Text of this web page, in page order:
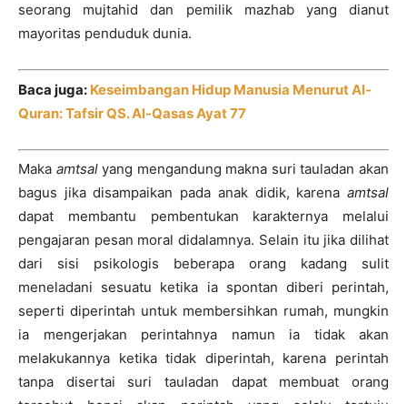
seorang mujtahid dan pemilik mazhab yang dianut
mayoritas penduduk dunia.
Baca juga: Keseimbangan Hidup Manusia Menurut Al-
Quran: Tafsir QS. Al-Qasas Ayat 77
Maka amtsalyang mengandung makna suri tauladan akan
bagus jika disampaikan pada anak didik, karena amtsal
dapat membantu pembentukan karakternya melalui
pengajaran pesan moral didalamnya. Selain itu jika dilihat
dari sisi psikologis beberapa orang kadang sulit
meneladani sesuatu ketika ia spontan diberi perintah,
seperti diperintah untuk membersihkan rumah, mungkin
ia mengerjakan perintahnya namun ia tidak akan
melakukannya ketika tidak diperintah, karena perintah
tanpa disertai suri tauladan dapat membuat orang